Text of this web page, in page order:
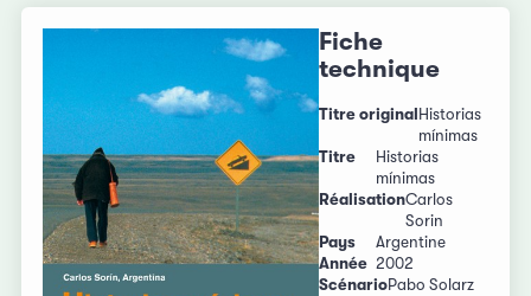
Fiche
technique
Titre original Historias
mínimas
Titre
Historias
mínimas
RéalisationCarlos
Sorin
Pays
Argentine
Année 2002
ScénarioPabo Solarz